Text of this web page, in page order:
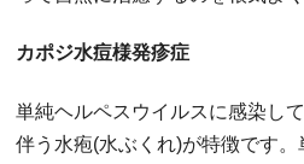
カポジ水痘様発疹症
単純ヘルペスウイルスに感染し
伴う水疱(水ぶくれ)が特徴です